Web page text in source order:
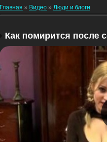
Главная » Видео » Люди и блоги
Как помирится после